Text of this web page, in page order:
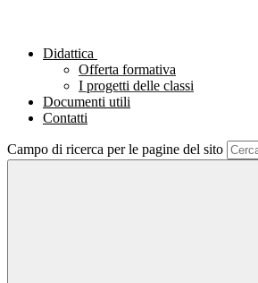
Didattica
Offerta formativa
I progetti delle classi
Documenti utili
Contatti
Campo di ricerca per le pagine del sito